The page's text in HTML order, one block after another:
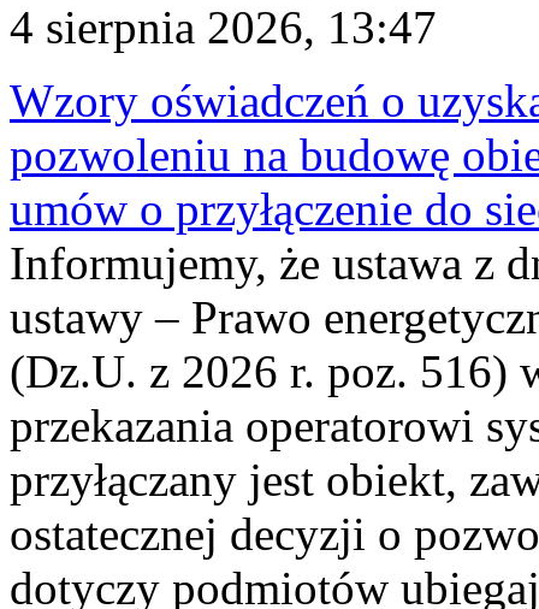
4 sierpnia 2026, 13:47
Wzory oświadczeń o
pozwoleniu na budowę
umów o przyłączenie do
Informujemy, że ustawa z
ustawy – Prawo
(Dz.U. z 2026 r. poz. 516)
przekazania operatorowi
przyłączany jest obiekt,
ostatecznej decyzji o
dotyczy podmiotów